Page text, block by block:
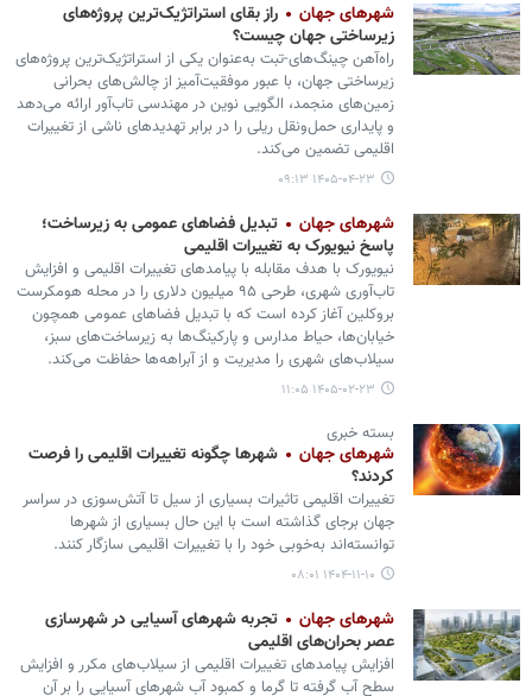
شهرهای جهان
راز بقای استراتژیک‌ترین پروژه‌های
زیرساختی جهان چیست؟
راه‌آهن چینگ‌های-تبت به‌عنوان یکی از استراتژیک‌ترین پروژه‌های
زیرساختی جهان، با عبور موفقیت‌آمیز از چالش‌های بحرانی
زمین‌های منجمد، الگویی نوین در مهندسی تاب‌آور ارائه می‌دهد
و پایداری حمل‌ونقل ریلی را در برابر تهدیدهای ناشی از تغییرات
اقلیمی تضمین می‌کند.
۱۴۰۵-۰۴-۲۳ ۰۹:۱۳
شهرهای جهان
تبدیل فضاهای عمومی به زیرساخت‌؛
پاسخ نیویورک به تغییرات اقلیمی
نیویورک با هدف مقابله با پیامدهای تغییرات اقلیمی و افزایش
تاب‌آوری شهری، طرحی ۹۵ میلیون دلاری را در محله هومکرست
بروکلین آغاز کرده است که با تبدیل فضاهای عمومی همچون
خیابان‌ها، حیاط مدارس و پارکینگ‌ها به زیرساخت‌های سبز،
سیلاب‌های شهری را مدیریت و از آبراهه‌ها حفاظت می‌کند.
۱۴۰۵-۰۲-۲۳ ۱۱:۰۵
بسته خبری
شهرهای جهان
شهرها چگونه تغییرات اقلیمی را فرصت
کردند؟
تغییرات اقلیمی تاثیرات بسیاری از سیل تا آتش‌سوزی در سراسر
جهان برجای گذاشته است با این حال بسیاری از شهرها
توانسته‌اند به‌خوبی خود را با تغییرات اقلیمی سازگار کنند.
۱۴۰۴-۱۱-۱۰ ۰۸:۰۱
شهرهای جهان
تجربه شهرهای آسیایی در شهرسازی
عصر بحران‌های اقلیمی
افزایش پیامدهای تغییرات اقلیمی از سیلاب‌های مکرر و افزایش
سطح آب گرفته تا گرما و کمبود آب شهرهای آسیایی را بر آن